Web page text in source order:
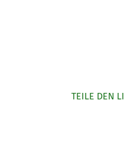
TEILE DEN